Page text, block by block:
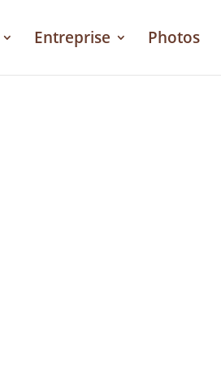
Entreprise Photos